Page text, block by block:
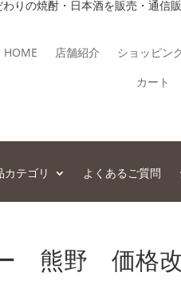
りの焼酎・日本酒を販売・通信
HOME 店舗紹介 ショッピン
カート
カテゴリ よくあるご質問
ー 熊野 価格